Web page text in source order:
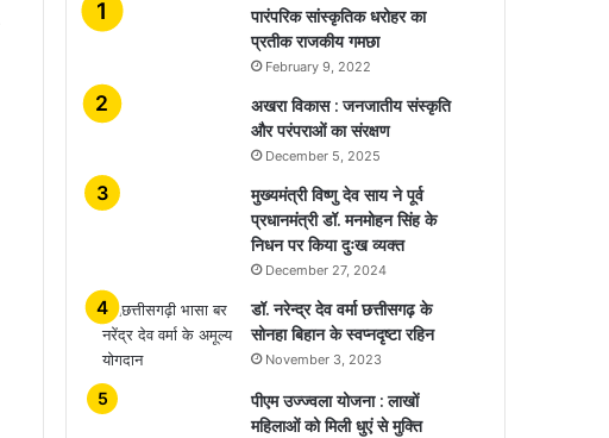
​​​​​​​पारंपरिक सांस्कृतिक धरोहर का
प्रतीक राजकीय गमछा
February 9, 2022
अखरा विकास : जनजातीय संस्कृति
और परंपराओं का संरक्षण
December 5, 2025
मुख्यमंत्री विष्णु देव साय ने पूर्व
प्रधानमंत्री डॉ. मनमोहन सिंह के
निधन पर किया दुःख व्यक्त
December 27, 2024
डॉ. नरेन्द्र देव वर्मा छत्तीसगढ़ के
सोनहा बिहान के स्वप्नदृष्टा रहिन
November 3, 2023
पीएम उज्ज्वला योजना : लाखों
महिलाओं को मिली धुएं से मुक्ति